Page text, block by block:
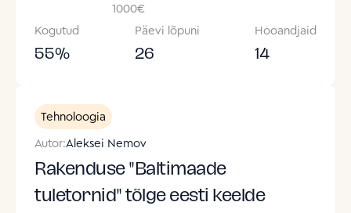
1000€
Kogutud
55%
Päevi lõpuni
26
Hooandjaid
14
Tehnoloogia
Autor:Aleksei Nemov
Rakenduse "Baltimaade
tuletornid" tõlge eesti keelde